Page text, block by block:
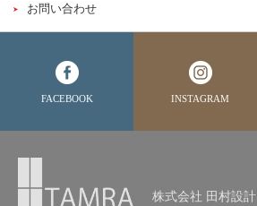
お問い合わせ
FACEBOOK INSTAGRAM
株式会社 田村設計